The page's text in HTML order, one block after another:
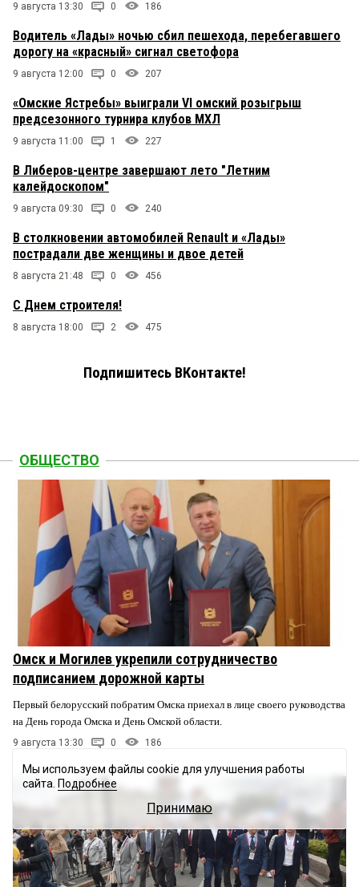
9 августа 13:30 0 186
Водитель «Лады» ночью сбил пешехода, перебегавшего
дорогу на «красный» сигнал светофора
9 августа 12:00 0 207
«Омские Ястребы» выиграли VI омский розыгрыш
предсезонного турнира клубов МХЛ
9 августа 11:00 1 227
В Либеров-центре завершают лето "Летним
калейдоскопом"
9 августа 09:30 0 240
В столкновении автомобилей Renault и «Лады»
пострадали две женщины и двое детей
8 августа 21:48 0 456
С Днем строителя!
8 августа 18:00 2 475
Подпишитесь ВКонтакте!
ОБЩЕСТВО
Омск и Могилев укрепили сотрудничество
подписанием дорожной карты
Первый белорусский побратим Омска приехал в лице своего руководства
на День города Омска и День Омской области.
9 августа 13:30 0 186
Мы используем файлы cookie для улучшения работы
сайта. Подробнее
Принимаю